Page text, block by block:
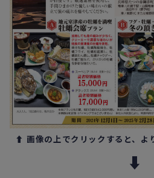
⬆︎ 画像の上でクリックすると、よ
⬇︎